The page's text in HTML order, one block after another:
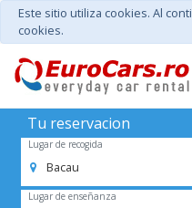
Este sitio utiliza cookies. Al
cookies.
Tu reservacion
Lugar de recogida
Bacau
Lugar de enseñanza